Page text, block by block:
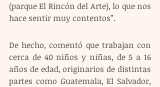
(parque El Rincón del Arte), lo que nos
hace sentir muy contentos”.
De hecho, comentó que trabajan con
cerca de 40 niños y niñas, de 5 a 16
años de edad, originarios de distintas
partes como Guatemala, El Salvador,